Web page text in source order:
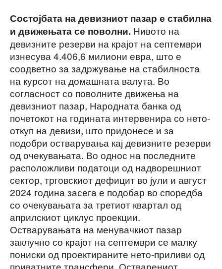
Состојбата на девизниот пазар е стабилна
и движењата се поволни. Нивото на
девизните резерви на крајот на септември
изнесува 4.406,6 милиони евра, што е
соодветно за задржување на стабилноста
на курсот на домашната валута. Во
согласност со поволните движења на
девизниот пазар, Народната банка од
почетокот на годината интервенира со нето-
откуп на девизи, што придонесе и за
подобри остварувања кај девизните резерви
од очекувањата. Во однос на последните
расположливи податоци од надворешниот
сектор, трговскиот дефицит во јули и август
2024 година засега е подобар во споредба
со очекувањата за третиот квартал од
априлскиот циклус проекции.
Остварувањата на менувачкиот пазар
заклучно со крајот на септември се малку
пониски од проектираните нето-приливи од